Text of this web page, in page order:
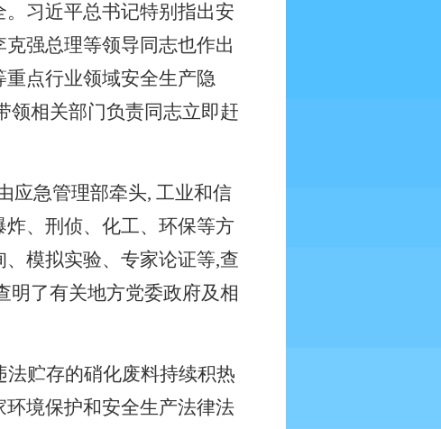
习近平总书记特别指出安
强总理等领导同志也作出
点行业领域安全生产隐
领相关部门负责同志立即赶
应急管理部牵头, 工业和信
、刑侦、化工、环保等方
模拟实验、专家论证等,查
明了有关地方党委政府及相
贮存的硝化废料持续积热
境保护和安全生产法律法